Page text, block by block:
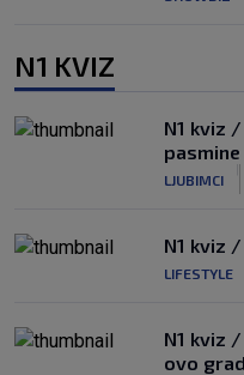
N1 KVIZ
N1 kviz
LJUBIMCI
N1 kviz
LIFESTYLE
N1 kviz
ovo